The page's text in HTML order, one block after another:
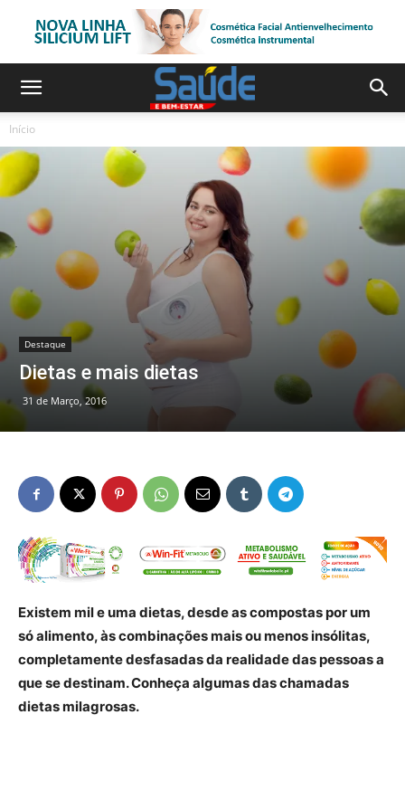
Início
Destaque
Dietas e mais dietas
31 de Março, 2016
Existem mil e uma dietas, desde as compostas por um
só alimento, às combinações mais ou menos insólitas,
completamente desfasadas da realidade das pessoas a
que se destinam. Conheça algumas das chamadas
dietas milagrosas.